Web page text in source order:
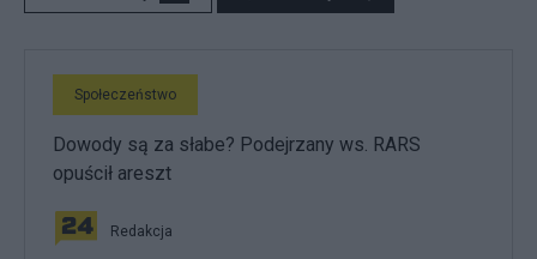
Społeczeństwo
Dowody są za słabe? Podejrzany ws. RARS
opuścił areszt
Redakcja